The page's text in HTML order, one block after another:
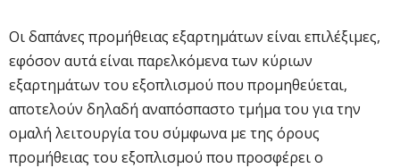
Οι δαπάνες προμήθειας εξαρτημάτων είναι επιλέξιμες,
εφόσον αυτά είναι παρελκόμενα των κύριων
εξαρτημάτων του εξοπλισμού που προμηθεύεται,
αποτελούν δηλαδή αναπόσπαστο τμήμα του για την
ομαλή λειτουργία του σύμφωνα με της όρους
προμήθειας του εξοπλισμού που προσφέρει ο